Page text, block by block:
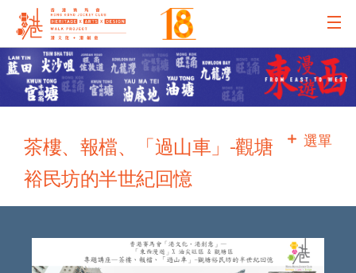
主辦機構
主要贊助
選單
茶樓、報檔、「過山車」-觀塘
裕民坊的半世紀回憶